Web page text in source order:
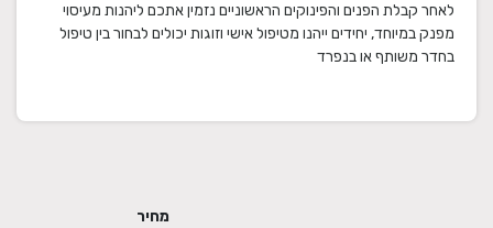
לאחר קבלת הפנים והפינוקים הראשוניים נזמין אתכם ליהנות מעיסוי
מפנק במיוחד, יחידים ייהנו מטיפול אישי וזוגות יכולים לבחור בין טיפול
בחדר משותף או בנפרד
מחיר